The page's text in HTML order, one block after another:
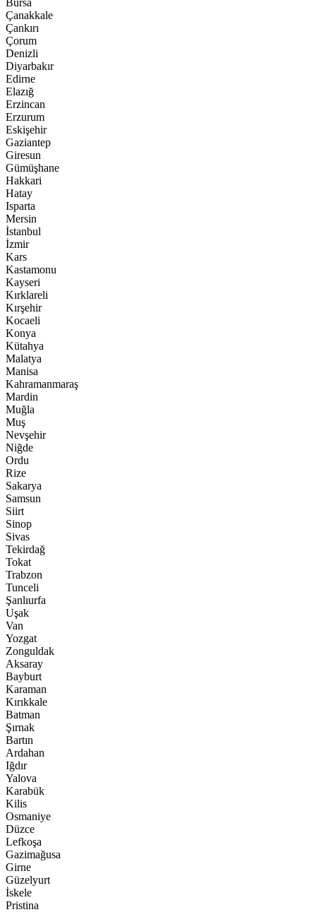
Bursa
Çanakkale
Çankırı
Çorum
Denizli
Diyarbakır
Edirne
Elazığ
Erzincan
Erzurum
Eskişehir
Gaziantep
Giresun
Gümüşhane
Hakkari
Hatay
Isparta
Mersin
İstanbul
İzmir
Kars
Kastamonu
Kayseri
Kırklareli
Kırşehir
Kocaeli
Konya
Kütahya
Malatya
Manisa
Kahramanmaraş
Mardin
Muğla
Muş
Nevşehir
Niğde
Ordu
Rize
Sakarya
Samsun
Siirt
Sinop
Sivas
Tekirdağ
Tokat
Trabzon
Tunceli
Şanlıurfa
Uşak
Van
Yozgat
Zonguldak
Aksaray
Bayburt
Karaman
Kırıkkale
Batman
Şırnak
Bartın
Ardahan
Iğdır
Yalova
Karabük
Kilis
Osmaniye
Düzce
Lefkoşa
Gazimağusa
Girne
Güzelyurt
İskele
Pristina